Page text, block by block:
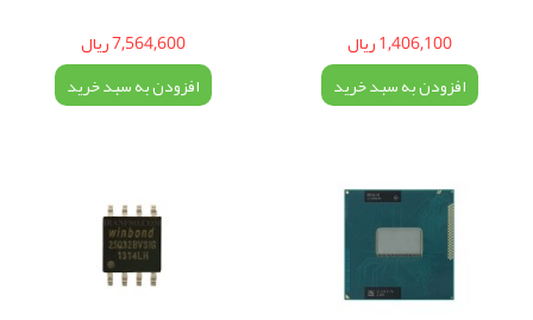
1,406,100 ریال
افزودن به سبد خرید
7,564,600 ریال
افزودن به سبد خرید